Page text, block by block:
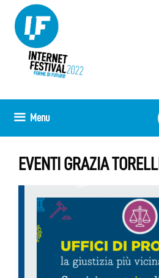
contenuto
Menu
EVENTI GRAZIA TORELLI